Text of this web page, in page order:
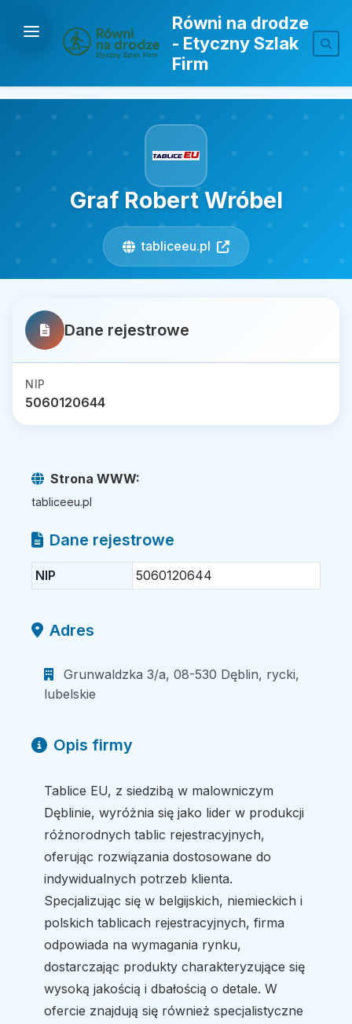
Równi na drodze
- Etyczny Szlak
Firm
Graf Robert Wróbel
tabliceeu.pl
Dane rejestrowe
NIP
5060120644
Strona WWW:
tabliceeu.pl
Dane rejestrowe
NIP 5060120644
Adres
Grunwaldzka 3/a, 08-530 Dęblin, rycki,
lubelskie
Opis firmy
Tablice EU, z siedzibą w malowniczym
Dęblinie, wyróżnia się jako lider w produkcji
różnorodnych tablic rejestracyjnych,
oferując rozwiązania dostosowane do
indywidualnych potrzeb klienta.
Specjalizując się w belgijskich, niemieckich i
polskich tablicach rejestracyjnych, firma
odpowiada na wymagania rynku,
dostarczając produkty charakteryzujące się
wysoką jakością i dbałością o detale. W
ofercie znajdują się również specjalistyczne